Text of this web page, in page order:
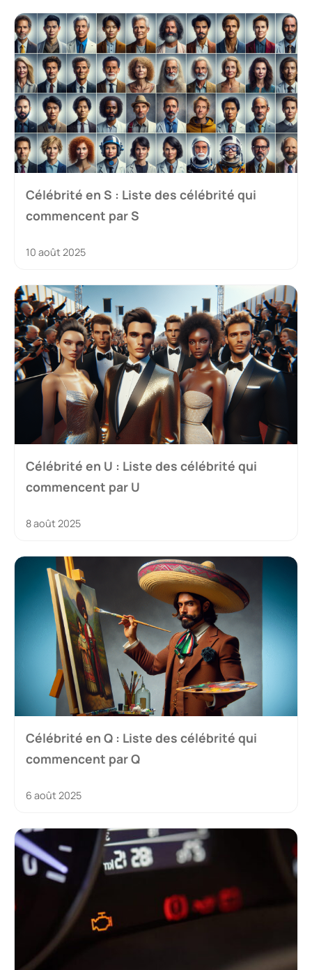
Célébrité en S : Liste des célébrité qui
commencent par S
10 août 2025
Célébrité en U : Liste des célébrité qui
commencent par U
8 août 2025
Célébrité en Q : Liste des célébrité qui
commencent par Q
6 août 2025